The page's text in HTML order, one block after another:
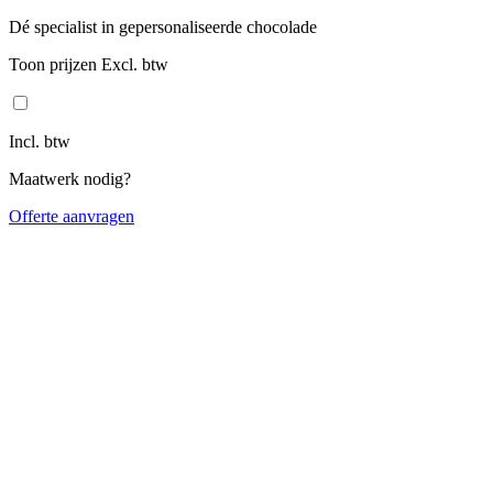
Dé specialist in gepersonaliseerde chocolade
Toon prijzen Excl. btw
Incl. btw
Maatwerk nodig?
Offerte aanvragen